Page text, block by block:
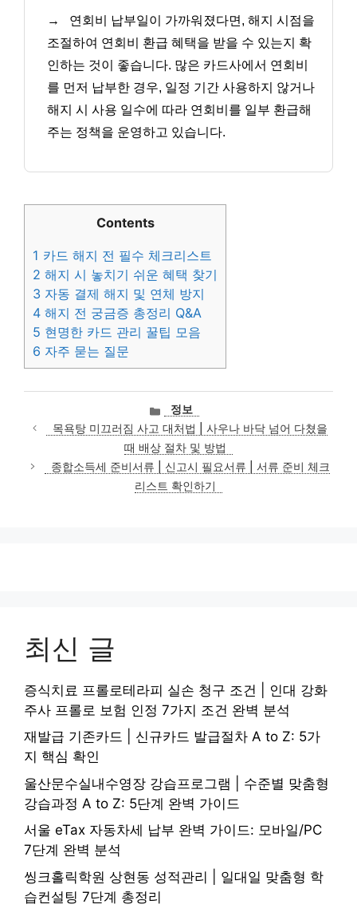
→
연회비 납부일이 가까워졌다면, 해지 시점을
조절하여 연회비 환급 혜택을 받을 수 있는지 확
인하는 것이 좋습니다. 많은 카드사에서 연회비
를 먼저 납부한 경우, 일정 기간 사용하지 않거나
해지 시 사용 일수에 따라 연회비를 일부 환급해
주는 정책을 운영하고 있습니다.
Contents
1 카드 해지 전 필수 체크리스트
2 해지 시 놓치기 쉬운 혜택 찾기
3 자동 결제 해지 및 연체 방지
4 해지 전 궁금증 총정리 Q&A
5 현명한 카드 관리 꿀팁 모음
6 자주 묻는 질문
카
테
고
리
정보
목욕탕 미끄러짐 사고 대처법 | 사우나 바닥 넘어 다쳤을
때 배상 절차 및 방법
종합소득세 준비서류 | 신고시 필요서류 | 서류 준비 체크
리스트 확인하기
최신 글
증식치료 프롤로테라피 실손 청구 조건 | 인대 강화
주사 프롤로 보험 인정 7가지 조건 완벽 분석
재발급 기존카드 | 신규카드 발급절차 A to Z: 5가
지 핵심 확인
울산문수실내수영장 강습프로그램 | 수준별 맞춤형
강습과정 A to Z: 5단계 완벽 가이드
서울 eTax 자동차세 납부 완벽 가이드: 모바일/PC
7단계 완벽 분석
씽크홀릭학원 상현동 성적관리 | 일대일 맞춤형 학
습컨설팅 7단계 총정리